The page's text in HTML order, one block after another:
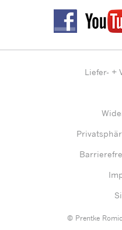
Liefer- +
© Prentke